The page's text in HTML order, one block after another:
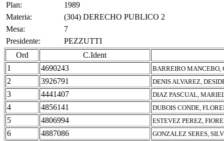
Plan:
1989
Materia:
(304) DERECHO PUBLICO 2
Mesa:
7
Presidente:
PEZZUTTI
Ord
C.Ident
1
4690243 BARREIRO MANCEBO,
2 3926791 DENIS ALVAREZ,
3 4441407 DIAZ PASCUAL,
4 4856141 DUBOIS CONDE,
5 4806994 ESTEVEZ PEREZ,
6 4887086 GONZALEZ SERES,